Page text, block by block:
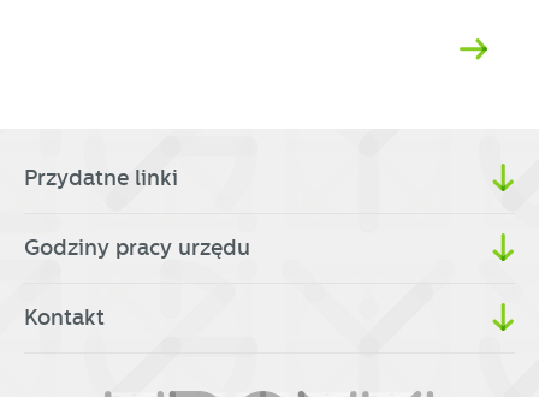
Przydatne linki
Godziny pracy urzędu
Kontakt